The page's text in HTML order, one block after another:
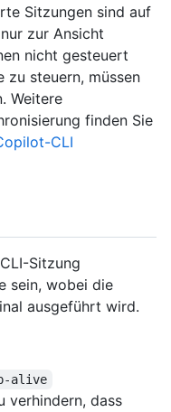
Sitzungen sind auf
zur Ansicht
nicht gesteuert
zu steuern, müssen
Weitere
finden Sie
CLI
Sitzung
sein, wobei die
ausgeführt wird.
alive
verhindern, dass